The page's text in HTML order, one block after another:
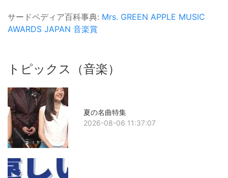
サードペディア百科事典: Mrs. GREEN APPLE MUSIC
AWARDS JAPAN 音楽賞
トピックス（音楽）
夏の名曲特集
2026-08-06 11:37:07